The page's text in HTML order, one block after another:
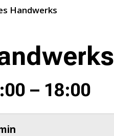
Handwerks
– 18:00